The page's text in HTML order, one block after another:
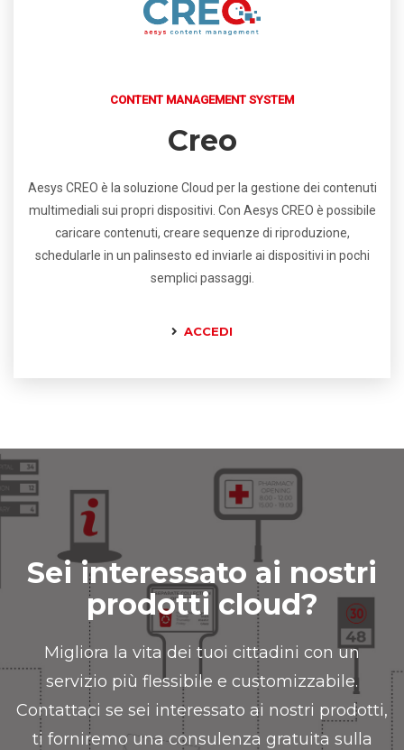
CONTENT MANAGEMENT SYSTEM
Creo
Aesys CREO è la soluzione Cloud per la gestione dei contenuti
multimediali sui propri dispositivi. Con Aesys CREO è possibile
caricare contenuti, creare sequenze di riproduzione,
schedularle in un palinsesto ed inviarle ai dispositivi in pochi
semplici passaggi.
ACCEDI
Sei interessato ai nostri
prodotti cloud?
Migliora la vita dei tuoi cittadini con un
servizio più flessibile e customizzabile.
Contattaci se sei interessato ai nostri prodotti,
ti forniremo una consulenza gratuita sulla